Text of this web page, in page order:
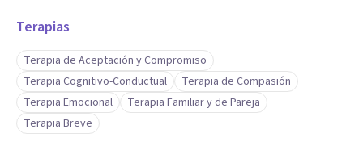
Terapias
Terapia de Aceptación y Compromiso
Terapia Cognitivo-Conductual
Terapia de Compasión
Terapia Emocional
Terapia Familiar y de Pareja
Terapia Breve